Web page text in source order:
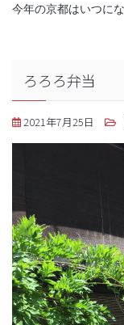
今年の京都はいつに
ろろろ弁当
2021年7月25日